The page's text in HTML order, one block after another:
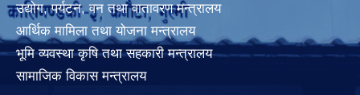
उद्योग, पर्यटन, वन तथा वातावरण मन्त्रालय
आर्थिक मामिला तथा योजना मन्त्रालय
भूमि व्यवस्था कृषि तथा सहकारी मन्त्रालय
सामाजिक विकास मन्त्रालय